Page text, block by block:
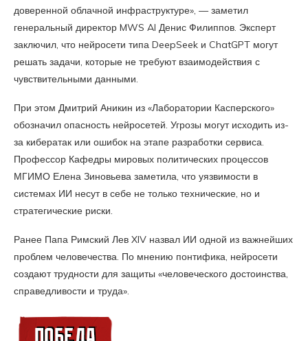
доверенной облачной инфраструктуре», — заметил
генеральный директор MWS AI Денис Филиппов. Эксперт
заключил, что нейросети типа DeepSeek и ChatGPT могут
решать задачи, которые не требуют взаимодействия с
чувствительными данными.
При этом Дмитрий Аникин из «Лаборатории Касперского»
обозначил опасность нейросетей. Угрозы могут исходить из-
за кибератак или ошибок на этапе разработки сервиса.
Профессор Кафедры мировых политических процессов
МГИМО Елена Зиновьева заметила, что уязвимости в
системах ИИ несут в себе не только технические, но и
стратегические риски.
Ранее Папа Римский Лев XIV назвал ИИ одной из важнейших
проблем человечества. По мнению понтифика, нейросети
создают трудности для защиты «человеческого достоинства,
справедливости и труда».